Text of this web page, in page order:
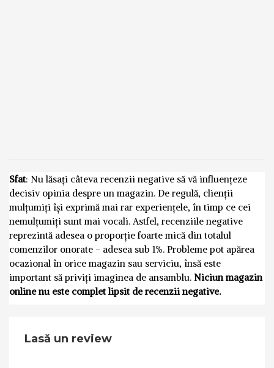
Sfat: Nu lăsați câteva recenzii negative să vă influențeze
decisiv opinia despre un magazin. De regulă, clienții
mulțumiți își exprimă mai rar experiențele, în timp ce cei
nemulțumiți sunt mai vocali. Astfel, recenziile negative
reprezintă adesea o proporție foarte mică din totalul
comenzilor onorate - adesea sub 1%. Probleme pot apărea
ocazional în orice magazin sau serviciu, însă este
important să priviți imaginea de ansamblu. Niciun magazin
online nu este complet lipsit de recenzii negative.
Lasă un review